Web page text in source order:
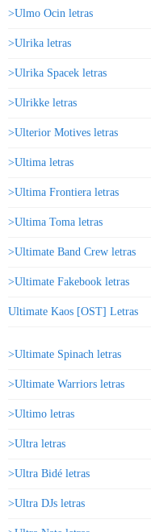
>Ulmo Ocin letras
>Ulrika letras
>Ulrika Spacek letras
>Ulrikke letras
>Ulterior Motives letras
>Ultima letras
>Ultima Frontiera letras
>Ultima Toma letras
>Ultimate Band Crew letras
>Ultimate Fakebook letras
Ultimate Kaos [OST] Letras
>Ultimate Spinach letras
>Ultimate Warriors letras
>Ultimo letras
>Ultra letras
>Ultra Bidé letras
>Ultra DJs letras